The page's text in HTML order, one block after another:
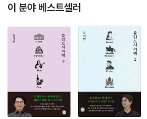
이 분야 베스트셀러